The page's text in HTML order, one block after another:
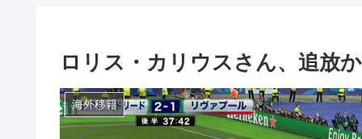
ロリス・カリウスさん、追放
海外移籍